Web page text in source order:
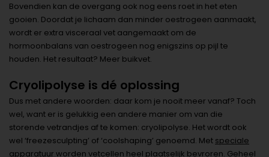
Bovendien kan de overgang ook nog eens roet in het eten
gooien. Doordat je lichaam dan minder oestrogeen aanmaakt,
wordt er extra visceraal vet aangemaakt om de
hormoonbalans van oestrogeen nog enigszins op pijl te
houden. Het resultaat? Meer buikvet.
Cryolipolyse is dé oplossing
Dus met andere woorden: daar kom je nooit meer vanaf? Toch
wel, want er is gelukkig een andere manier om van die
storende vetrandjes af te komen: cryolipolyse. Het wordt ook
wel ‘freezesculpting’ of ‘coolshaping’ genoemd. Met speciale
apparatuur worden vetcellen heel plaatselijk bevroren. Geheel